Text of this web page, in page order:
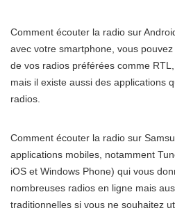
Comment écouter la radio sur
avec votre smartphone, vous
de vos radios préférées comme
mais il existe aussi des applications
radios.
Comment écouter la radio sur
applications mobiles, notamment
iOS et Windows Phone) qui vous
nombreuses radios en ligne mais
traditionnelles si vous ne souhaitez